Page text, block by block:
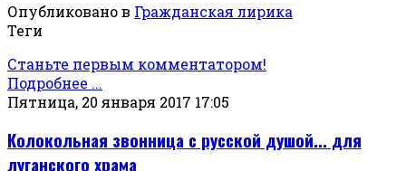
Опубликовано в Гражданская лирика
Теги
Станьте первым комментатором!
Подробнее ...
Пятница, 20 января 2017 17:05
Колокольная звонница с русской душой... для
луганского храма